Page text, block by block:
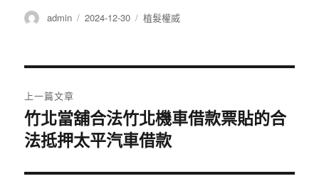
作
admin
發
2024-12-30
分
植髮權威
章
導
覽
上一篇文章
上
一
文
竹北當舖合法竹北機車借款票貼的合
法抵押太平汽車借款